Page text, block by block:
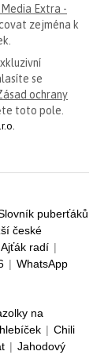
Extra -
zejména k
se
ochrany
toto pole.
puberťáků
české
Ajťák radí |
| WhatsApp
na
| Chili
| Jahodový